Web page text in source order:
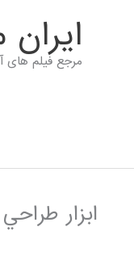
مرجع فیلم های